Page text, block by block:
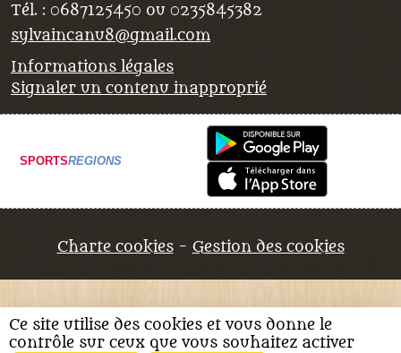
Tél. : 0687125450 ou 0235845382
sylvaincanu8@gmail.com
Informations légales
Signaler un contenu inapproprié
SPORTSREGIONS
Charte cookies Gestion des cookies
Ce site utilise des cookies et vous donne le
contrôle sur ceux que vous souhaitez activer